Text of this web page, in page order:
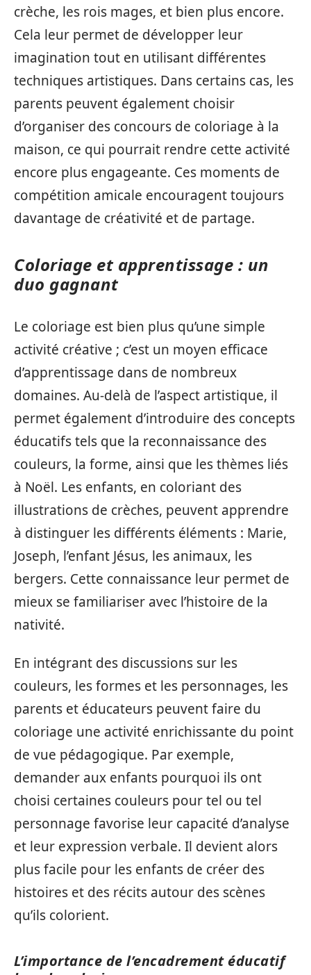
crèche, les rois mages, et bien plus encore.
Cela leur permet de développer leur
imagination tout en utilisant différentes
techniques artistiques. Dans certains cas, les
parents peuvent également choisir
d’organiser des concours de coloriage à la
maison, ce qui pourrait rendre cette activité
encore plus engageante. Ces moments de
compétition amicale encouragent toujours
davantage de créativité et de partage.
Coloriage et apprentissage : un
duo gagnant
Le coloriage est bien plus qu’une simple
activité créative ; c’est un moyen efficace
d’apprentissage dans de nombreux
domaines. Au-delà de l’aspect artistique, il
permet également d’introduire des concepts
éducatifs tels que la reconnaissance des
couleurs, la forme, ainsi que les thèmes liés
à Noël. Les enfants, en coloriant des
illustrations de crèches, peuvent apprendre
à distinguer les différents éléments : Marie,
Joseph, l’enfant Jésus, les animaux, les
bergers. Cette connaissance leur permet de
mieux se familiariser avec l’histoire de la
nativité.
En intégrant des discussions sur les
couleurs, les formes et les personnages, les
parents et éducateurs peuvent faire du
coloriage une activité enrichissante du point
de vue pédagogique. Par exemple,
demander aux enfants pourquoi ils ont
choisi certaines couleurs pour tel ou tel
personnage favorise leur capacité d’analyse
et leur expression verbale. Il devient alors
plus facile pour les enfants de créer des
histoires et des récits autour des scènes
qu’ils colorient.
L’importance de l’encadrement éducatif